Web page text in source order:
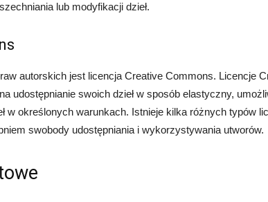
lub modyfikacji dzieł.
autorskich jest licencja Creative Commons. Licencje
udostępnianie swoich dzieł w sposób elastyczny,
w określonych warunkach. Istnieje kilka różnych typów
swobody udostępniania i wykorzystywania utworów.